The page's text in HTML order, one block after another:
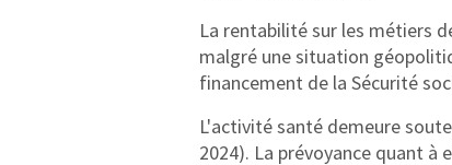
La rentabilité sur les métiers
malgré une situation
financement de la Sécurité
L'activité santé demeure
2024). La prévoyance quant à